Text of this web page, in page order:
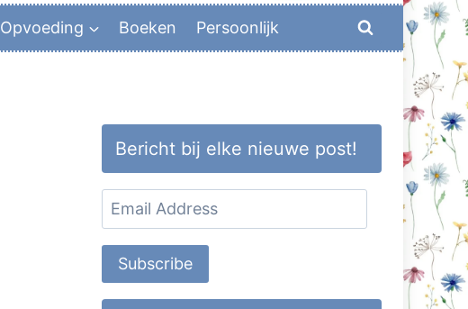
Opvoeding Boeken Persoonlijk
Bericht bij elke nieuwe post!
Email
Address
Subscribe